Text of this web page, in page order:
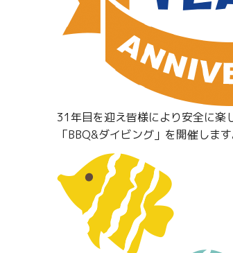
31年目を迎え皆様により安全に楽
「BBQ&ダイビング」を開催しま